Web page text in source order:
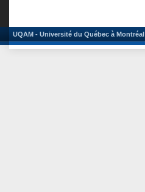
UQAM - Université du Québec à Montréal